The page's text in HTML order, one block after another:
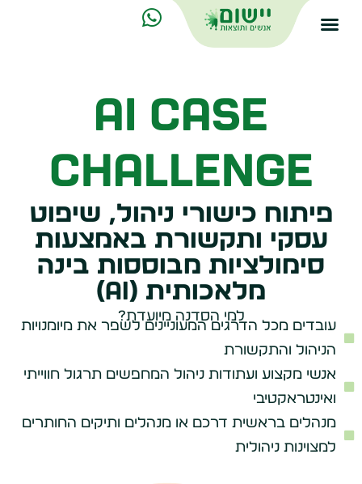
AI Case
Challenge
פיתוח כישורי ניהול, שיפוט
עסקי ותקשורת באמצעות
סימולציות מבוססות בינה
מלאכותית (AI)
למי הסדנה מיועדת?
עובדים מכל הדרגים המעוניינים לשפר את מיומנויות
הניהול והתקשורת
אנשי מקצוע ועתודות ניהול המחפשים תרגול חווייתי
ואינטראקטיבי
מנהלים בראשית דרכם או מנהלים ותיקים החותרים
למצוינות ניהולית